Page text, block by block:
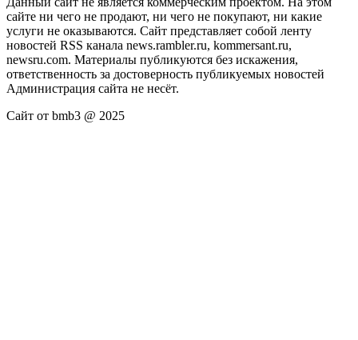
сайте ни чего не продают, ни чего не покупают, ни какие
услуги не оказываются. Сайт представляет собой ленту
новостей RSS канала news.rambler.ru, kommersant.ru,
newsru.com. Материалы публикуются без искажения,
ответственность за достоверность публикуемых новостей
Администрация сайта не несёт.
Сайт от bmb3 @ 2025